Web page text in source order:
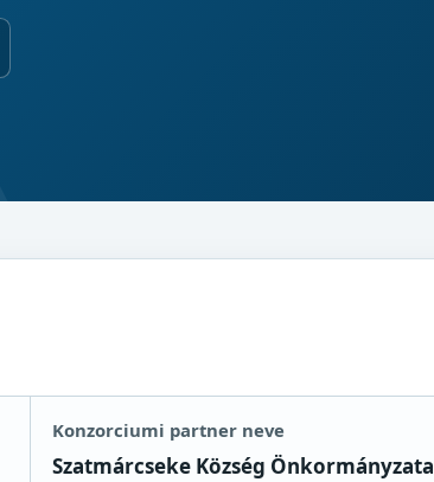
Konzorciumi partner neve
Szatmárcseke Község Önkormányzata